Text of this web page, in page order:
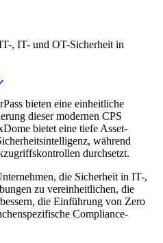
, IT- und OT-Sicherheit in
bieten eine einheitliche
dieser modernen CPS
bietet eine tiefe Asset-
während
durchsetzt.
die Sicherheit in IT-,
zu vereinheitlichen, die
die Einführung von Zero
Compliance-